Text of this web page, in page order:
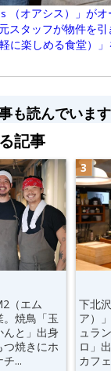
（オアシス）」がオ
スタッフが物件を引
に楽しめる食堂）」
も読んでいます
記事
（エム
焼鳥「玉
んと」出身
つ焼きにホ
...
下北
ア）
ュラ
ロ」
カフ